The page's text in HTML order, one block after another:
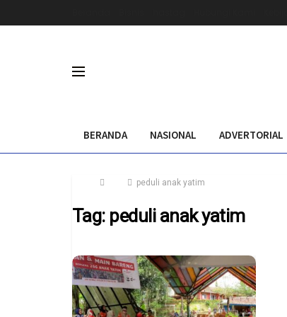
BERANDA NASIONAL ADVERTORIAL
peduli anak yatim
Tag: peduli anak yatim